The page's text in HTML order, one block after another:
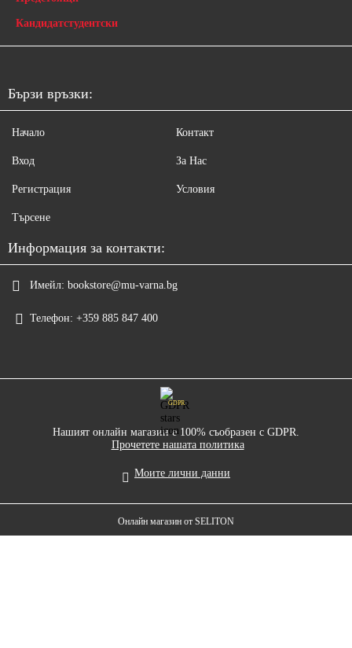
Кандидатстудентски
Бързи връзки:
Начало
Вход
Регистрация
Търсене
Контакт
За Нас
Условия
Информация за контакти:
Имейл: bookstore@mu-varna.bg
Телефон: +359 885 847 400
GDPR
Нашият онлайн магазин е 100% съобразен с GDPR.
Прочетете нашата политика
Моите лични данни
Онлайн магазин от SELITON